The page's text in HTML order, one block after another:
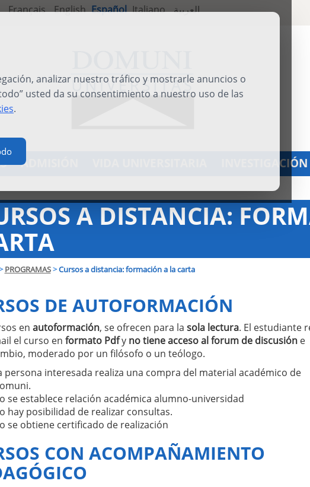
analizar nuestro tráfico y mostrarle anuncios o
usted da su consentimiento a nuestro uso de las
.
Français English Español Italiano العربية
ADMISIÓN INVESTIGACIÓN
A DISTANCIA:
PROGRAMAS>Cursos a distancia: formación a la carta
DE AUTOFORMACIÓN
en autoformación, se ofrecen para la sola lectura. El estudiante
el curso en formato Pdfyno tiene acceso al forum de discusióne
moderado por un filósofo o un teólogo.
persona interesada realiza una compra del material académico de
se establece relación académica alumno-universidad
hay posibilidad de realizar consultas.
se obtiene certificado de realización
CON ACOMPAÑAMIENTO